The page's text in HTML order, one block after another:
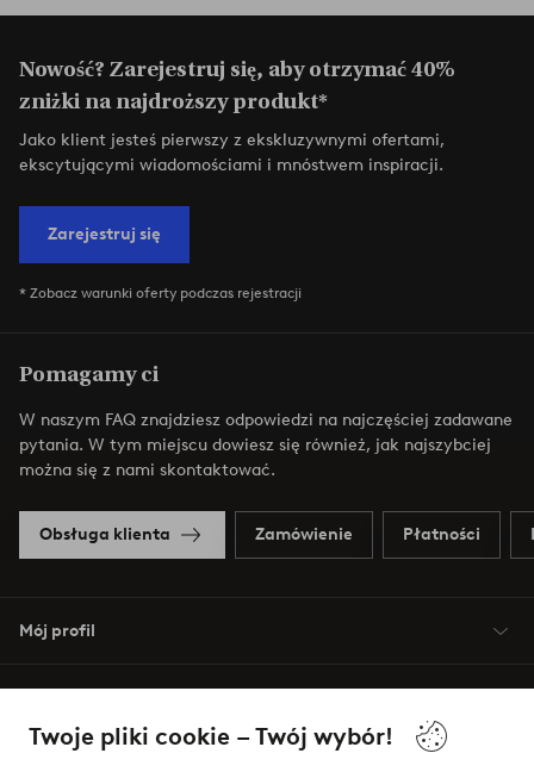
Twoje pliki cookie – Twój wybór!
Nowość? Zarejestruj się, aby otrzymać 40%
zniżki na najdroższy produkt*
Jako klient jesteś pierwszy z ekskluzywnymi ofertami,
ekscytującymi wiadomościami i mnóstwem inspiracji.
Zarejestruj się
* Zobacz warunki oferty podczas rejestracji
Pomagamy ci
W naszym FAQ znajdziesz odpowiedzi na najczęściej zadawane
pytania. W tym miejscu dowiesz się również, jak najszybciej
można się z nami skontaktować.
Obsługa klienta Zamówienie Płatności
Mój profil